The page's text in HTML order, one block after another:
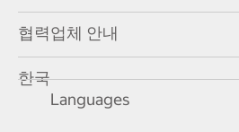
협력업체 안내
한국
Languages